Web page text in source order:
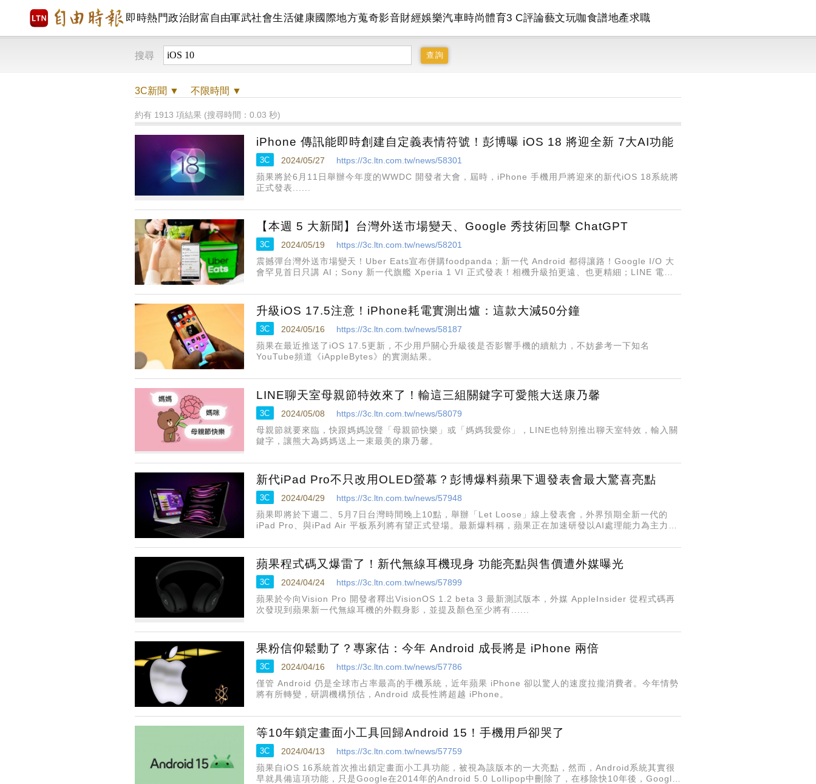
即時熱門政治財富自由軍武社會生活健康國際地方蒐奇影音財經娛樂汽車時尚體育3 C評論藝文玩咖食譜地產求職
搜尋
3C新聞 ▼ 不限時間 ▼
約有 1913 項結果 (搜尋時間：0.03 秒)
iPhone 傳訊能即時創建自定義表情符號！彭博曝 iOS 18 將迎全新 7大AI功能
3C 2024/05/27
https://3c.ltn.com.tw/news/58301
蘋果將於6月11日舉辦今年度的WWDC 開發者大會，屆時，iPhone 手機用戶將迎來的新代iOS 18系統將
正式發表......
【本週 5 大新聞】台灣外送市場變天、Google 秀技術回擊 ChatGPT
3C 2024/05/19
https://3c.ltn.com.tw/news/58201
震撼彈台灣外送市場變天！Uber Eats宣布併購foodpanda；新一代 Android 都得讓路！Google I/O 大
會罕見首日只講 AI；Sony 新一代旗艦 Xperia 1 VI 正式發表！相機升級拍更遠、也更精細；LINE 電腦
一次看
升級iOS 17.5注意！iPhone耗電實測出爐：這款大減50分鐘
3C 2024/05/16
https://3c.ltn.com.tw/news/58187
蘋果在最近推送了iOS 17.5更新，不少用戶關心升級後是否影響手機的續航力，不妨參考一下知名
YouTube頻道《iAppleBytes》的實測結果。
LINE聊天室母親節特效來了！輸這三組關鍵字可愛熊大送康乃馨
3C 2024/05/08
https://3c.ltn.com.tw/news/58079
母親節就要來臨，快跟媽媽說聲「母親節快樂」或「媽媽我愛你」，LINE也特別推出聊天室特效，輸入關
鍵字，讓熊大為媽媽送上一束最美的康乃馨。
新代iPad Pro不只改用OLED螢幕？彭博爆料蘋果下週發表會最大驚喜亮點
3C 2024/04/29
https://3c.ltn.com.tw/news/57948
蘋果即將於下週二、5月7日台灣時間晚上10點，舉辦「Let Loose」線上發表會，外界預期全新一代的
iPad Pro、與iPad Air 平板系列將有望正式登場。最新爆料稱，蘋果正在加速研發以AI處理能力為主力重
蘋果程式碼又爆雷了！新代無線耳機現身 功能亮點與售價遭外媒曝光
3C 2024/04/24
https://3c.ltn.com.tw/news/57899
蘋果於今向Vision Pro 開發者釋出VisionOS 1.2 beta 3 最新測試版本，外媒 AppleInsider 從程式碼再
次發現到蘋果新一代無線耳機的外觀身影，並提及顏色至少將有......
果粉信仰鬆動了？專家估：今年 Android 成長將是 iPhone 兩倍
3C 2024/04/16
https://3c.ltn.com.tw/news/57786
僅管 Android 仍是全球市占率最高的手機系統，近年蘋果 iPhone 卻以驚人的速度拉攏消費者。今年情勢
將有所轉變，研調機構預估，Android 成長性將超越 iPhone。
等10年鎖定畫面小工具回歸Android 15！手機用戶卻哭了
3C 2024/04/13
https://3c.ltn.com.tw/news/57759
蘋果自iOS 16系統首次推出鎖定畫面小工具功能，被視為該版本的一大亮點，然而，Android系統其實很
早就具備這項功能，只是Google在2014年的Android 5.0 Lollipop中刪除了，在移除快10年後，Google